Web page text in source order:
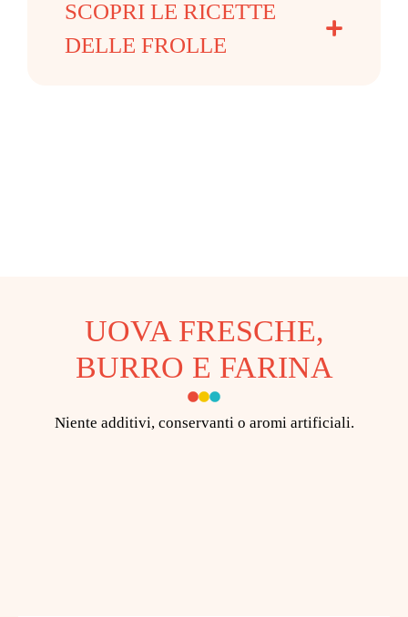
SCOPRI LE RICETTE
DELLE FROLLE
UOVA FRESCHE,
BURRO E FARINA
Niente additivi, conservanti o aromi artificiali.